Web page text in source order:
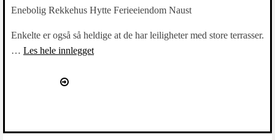
Enebolig Rekkehus Hytte Ferieeiendom Naust
Enkelte er også så heldige at de har leiligheter med store terrasser.
… Les hele innlegget